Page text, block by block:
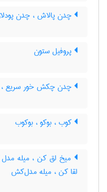
چدن پالاش ، چدن
پروفیل ستون
چدن چکش خور سریع
کوب ، بوکو ، بوکوب
میخ لق کن ، میله
لقا کن ، میله مدل‌کش